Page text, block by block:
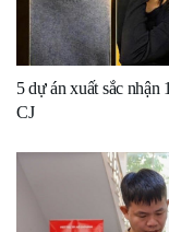
5 dự án xuất sắc
CJ